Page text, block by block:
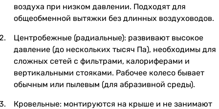
воздуха при низком давлении. Подходят для
общеобменной вытяжки без длинных воздуховодов.
Центробежные (радиальные): развивают высокое
давление (до нескольких тысяч Па), необходимы для
сложных сетей с фильтрами, калориферами и
вертикальными стояками. Рабочее колесо бывает
обычным или пылевым (для абразивной среды).
Кровельные: монтируются на крыше и не занимают